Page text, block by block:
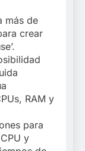
más de
crear
RAM y
para
y